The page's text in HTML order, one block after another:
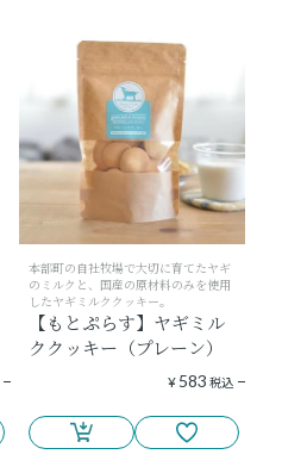
本部町の自社牧場で大切に育てたヤギ
のミルクと、国産の原材料のみを使用
したヤギミルククッキー。
【もとぷらす】ヤギミル
ククッキー（プレーン）
¥ 583 税込